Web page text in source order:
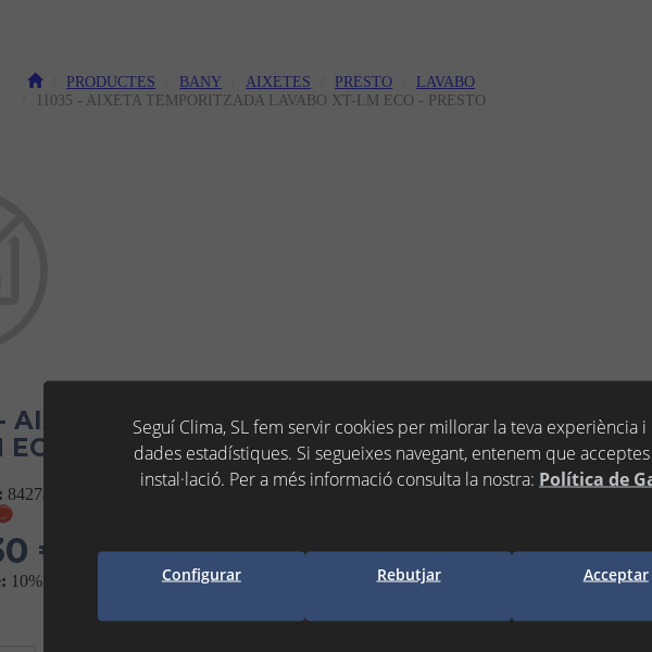
PRODUCTES BANY AIXETES PRESTO
LAVABO
11035 - AIXETA TEMPORITZADA LAVABO XT-LM ECO - PRESTO
AIXETA TEMPORITZADA LAVABO
ECO - PRESTO
8427838110350
€
(IVA No Inclòs)
10%
Seguí Clima, SL fem servir cookies per millorar la teva experiència
dades estadístiques. Si segueixes navegant, entenem que acceptes
instal·lació. Per a més informació consulta la nostra: Política de
Configurar Rebutjar Acceptar